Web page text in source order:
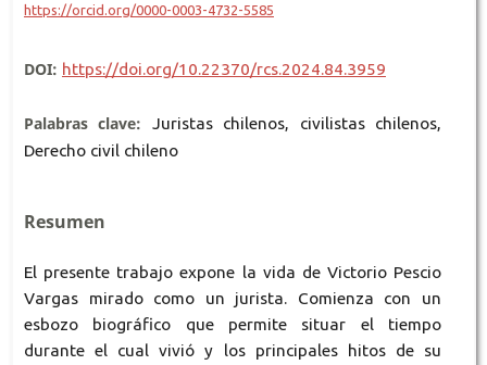
https://orcid.org/0000-0003-4732-5585
DOI: https://doi.org/10.22370/rcs.2024.84.3959
Palabras clave: Juristas chilenos, civilistas chilenos,
Derecho civil chileno
Resumen
El presente trabajo expone la vida de Victorio Pescio
Vargas mirado como un jurista. Comienza con un
esbozo biográfico que permite situar el tiempo
durante el cual vivió y los principales hitos de su